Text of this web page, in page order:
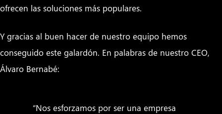
ofrecen las soluciones más populares.
Y gracias al buen hacer de nuestro equipo hemos
conseguido este galardón. En palabras de nuestro CEO,
Álvaro Bernabé:
“Nos esforzamos por ser una empresa